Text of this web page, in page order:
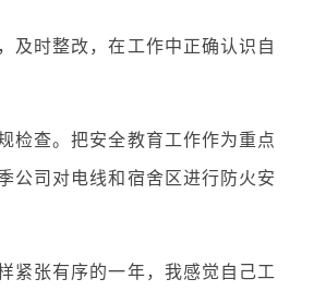
时整改，在工作中正确认识自
查。把安全教育工作作为重点
公司对电线和宿舍区进行防火安
张有序的一年，我感觉自己工